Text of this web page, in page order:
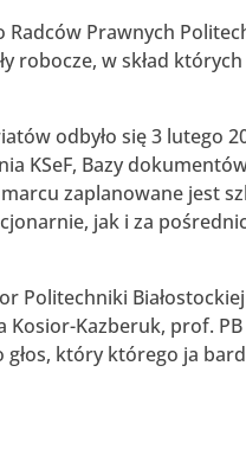
Prawnych
robocze, w skład
odbyło się 3 lutego
KSeF, Bazy
zaplanowane jest
jak i za
Białostockiej
Kazberuk, prof. PB
który którego ja